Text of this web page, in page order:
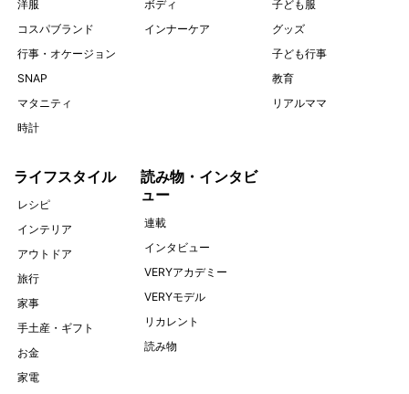
洋服
コスパブランド
行事・オケージョン
SNAP
マタニティ
時計
ボディ
インナーケア
子ども服
グッズ
子ども行事
教育
リアルママ
ライフスタイル
レシピ
インテリア
アウトドア
旅行
家事
手土産・ギフト
お金
家電
読み物・インタビ
ュー
連載
インタビュー
VERYアカデミー
VERYモデル
リカレント
読み物